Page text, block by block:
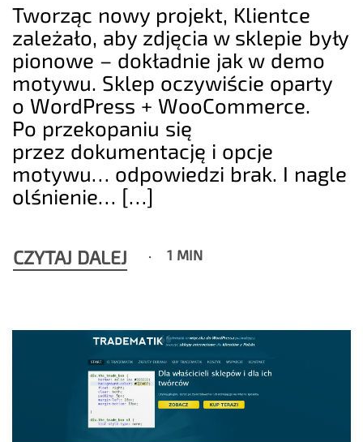
Tworząc nowy projekt, Klientce
zależało, aby zdjęcia w sklepie były
pionowe – dokładnie jak w demo
motywu. Sklep oczywiście oparty
o WordPress + WooCommerce.
Po przekopaniu się
przez dokumentację i opcje
motywu… odpowiedzi brak. I nagle
olśnienie… […]
CZYTAJ DALEJ 1 MIN